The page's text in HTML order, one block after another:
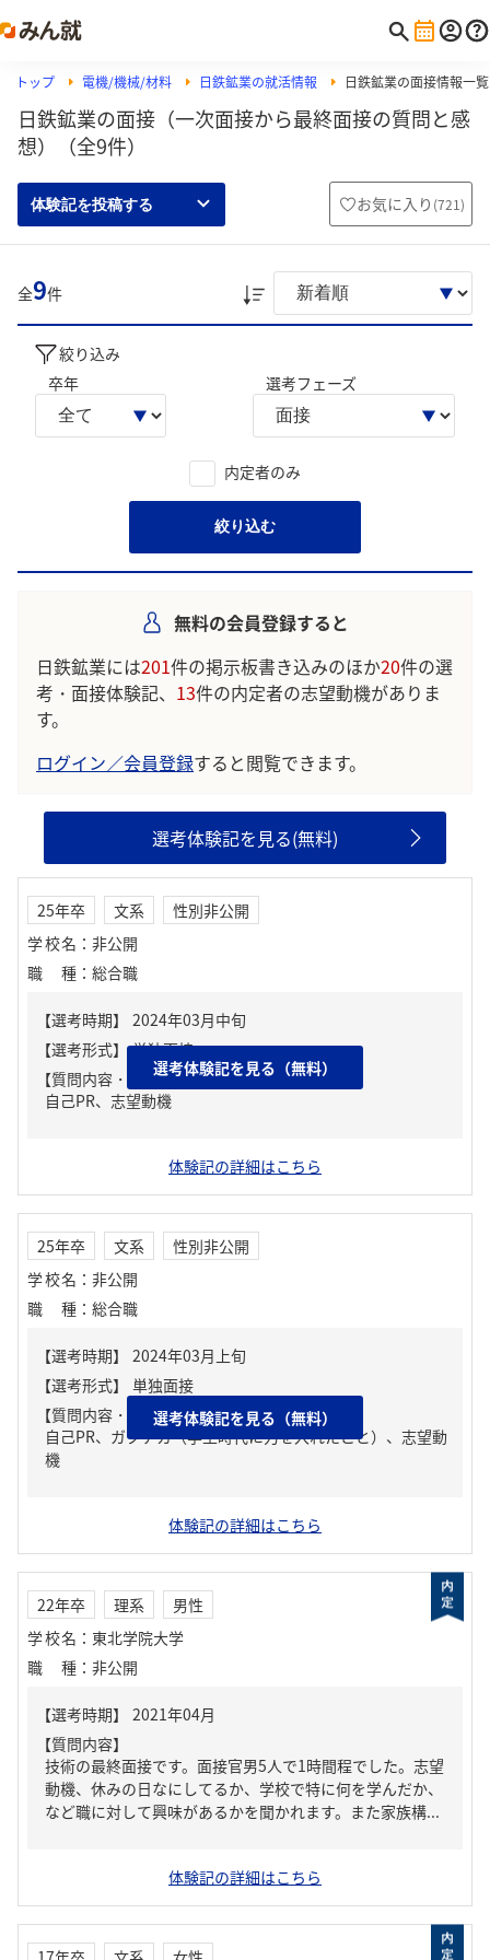
トップ 電機/機械/材料 日鉄鉱業の就活情報 日鉄鉱業の面接情報一覧
日鉄鉱業の面接（一次面接から最終面接の質問と感
想）（全9件）
体験記を投稿する お気に入り (721)
全9件
絞り込み
卒年
選考フェーズ
内定者のみ
絞り込む
無料の会員登録すると
日鉄鉱業には201件の掲示板書き込みのほか20件の選
考・面接体験記、 13件の内定者の志望動機がありま
す。
ログイン／会員登録すると閲覧できます。
選考体験記を見る(無料)
25年卒 文系
性別非公開
学校名 ： 非公開
職種 ： 総合職
【質問内容・課題】
自己PR、志望動機
選考体験記を見る（無料）
体験記の詳細はこちら
25年卒 文系
性別非公開
学校名 ： 非公開
職種 ： 総合職
【質問内容・課題】
自己PR、ガクチカ（学生時代に力を入れたこと）、志望動
機
選考体験記を見る（無料）
体験記の詳細はこちら
22年卒 理系
男性
学校名 ： 東北学院大学
職種 ： 非公開
【質問内容】
技術の最終面接です。面接官男5人で1時間程でした。志望
動機、休みの日なにしてるか、学校で特に何を学んだか、
など職に対して興味があるかを聞かれます。また家族構...
体験記の詳細はこちら